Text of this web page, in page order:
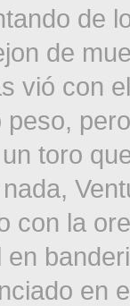
de
de
vió con
toro
con la
en